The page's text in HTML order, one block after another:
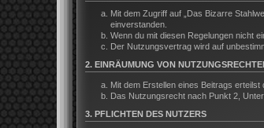
Mit dem Zugriff auf „Das Bizarre
einverstanden.
Wenn du mit diesen Regelungen nicht
Der Nutzungsvertrag wird auf
2. EINRÄUMUNG VON
Mit dem Erstellen eines Beitrags
Das Nutzungsrecht nach Punkt 2,
3. PFLICHTEN DES NUTZERS